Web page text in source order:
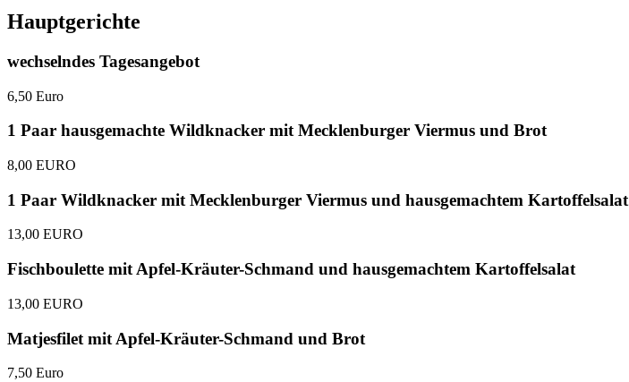
Hauptgerichte
wechselndes Tagesangebot
6,50 Euro
1 Paar hausgemachte Wildknacker mit Mecklenburger Viermus und Brot
8,00 EURO
1 Paar Wildknacker mit Mecklenburger Viermus und hausgemachtem Kartoffelsalat
13,00 EURO
Fischboulette mit Apfel-Kräuter-Schmand und hausgemachtem Kartoffelsalat
13,00 EURO
Matjesfilet mit Apfel-Kräuter-Schmand und Brot
7,50 Euro